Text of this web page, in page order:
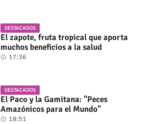
DESTACADOS
El zapote, fruta tropical que aporta
muchos beneficios a la salud
17:36
DESTACADOS
El Paco y la Gamitana: "Peces
Amazónicos para el Mundo"
18:51